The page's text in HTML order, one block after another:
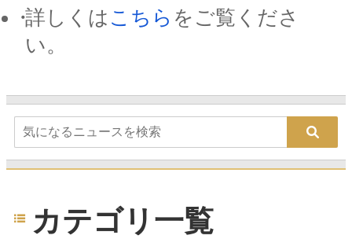
詳しくは こちら をご覧くださ
い。
カテゴリ一覧